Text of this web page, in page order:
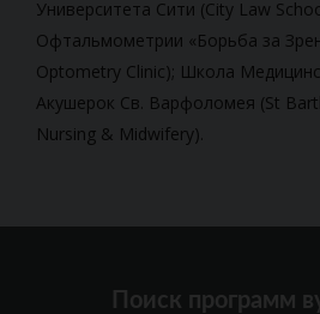
Университета Сити (City Law
Офтальмометрии «Борьба за
Optometry Clinic); Школа
Акушерок Св. Варфоломея (St
Nursing & Midwifery).
Поиск программ